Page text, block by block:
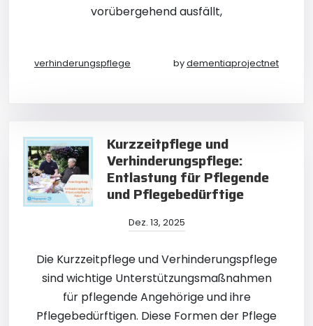
vorübergehend ausfällt,
verhinderungspflege bydementiaprojectnet
Kurzzeitpflege und
Verhinderungspflege:
Entlastung für Pflegende
und Pflegebedürftige
Dez. 13, 2025
Die Kurzzeitpflege und Verhinderungspflege
sind wichtige Unterstützungsmaßnahmen
für pflegende Angehörige und ihre
Pflegebedürftigen. Diese Formen der Pflege